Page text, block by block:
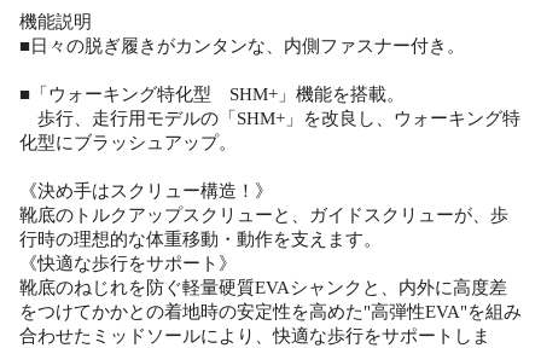
機能説明
■日々の脱ぎ履きがカンタンな、内側ファスナー付き。
■「ウォーキング特化型 SHM+」機能を搭載。
歩行、走行用モデルの「SHM+」を改良し、ウォーキング特
化型にブラッシュアップ。
《決め手はスクリュー構造！》
靴底のトルクアップスクリューと、ガイドスクリューが、歩
行時の理想的な体重移動・動作を支えます。
《快適な歩行をサポート》
靴底のねじれを防ぐ軽量硬質EVAシャンクと、内外に高度差
をつけてかかとの着地時の安定性を高めた"高弾性EVA"を組み
合わせたミッドソールにより、快適な歩行をサポートしま